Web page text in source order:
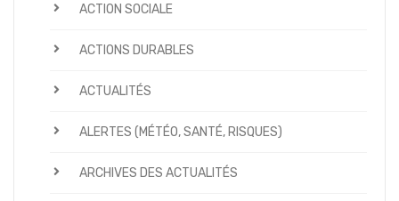
ACTION SOCIALE
ACTIONS DURABLES
ACTUALITÉS
ALERTES (MÉTÉO, SANTÉ, RISQUES)
ARCHIVES DES ACTUALITÉS